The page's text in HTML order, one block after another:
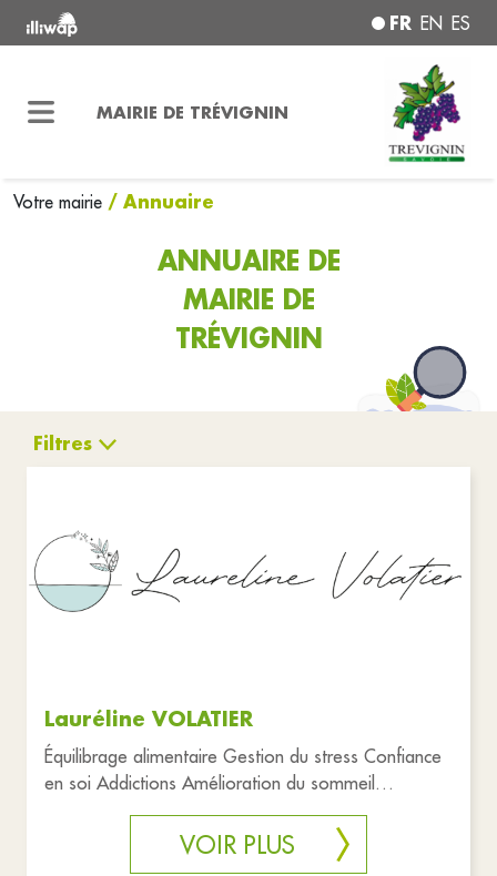
FR EN ES
MAIRIE DE TRÉVIGNIN
Votre mairie / Annuaire
ANNUAIRE DE
MAIRIE DE
TRÉVIGNIN
Filtres
Santé et solidarité
Réinitialiser les filtres
Lauréline VOLATIER
Équilibrage alimentaire Gestion du stress Confiance
en soi Addictions Amélioration du sommeil
VOIR PLUS